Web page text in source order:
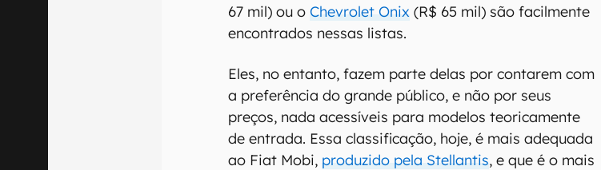
67 mil) ou oChevrolet Onix (R$ 65 mil) são facilmente
encontrados nessas listas.
Eles, no entanto, fazem parte delas por contarem com
a preferência do grande público, e não por seus
preços, nada acessíveis para modelos teoricamente
de entrada. Essa classificação, hoje, é mais adequada
ao Fiat Mobi, produzido pela Stellantis, e que é o mais